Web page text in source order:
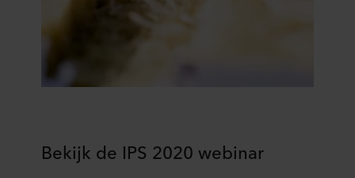
Bekijk de IPS 2020 webinar